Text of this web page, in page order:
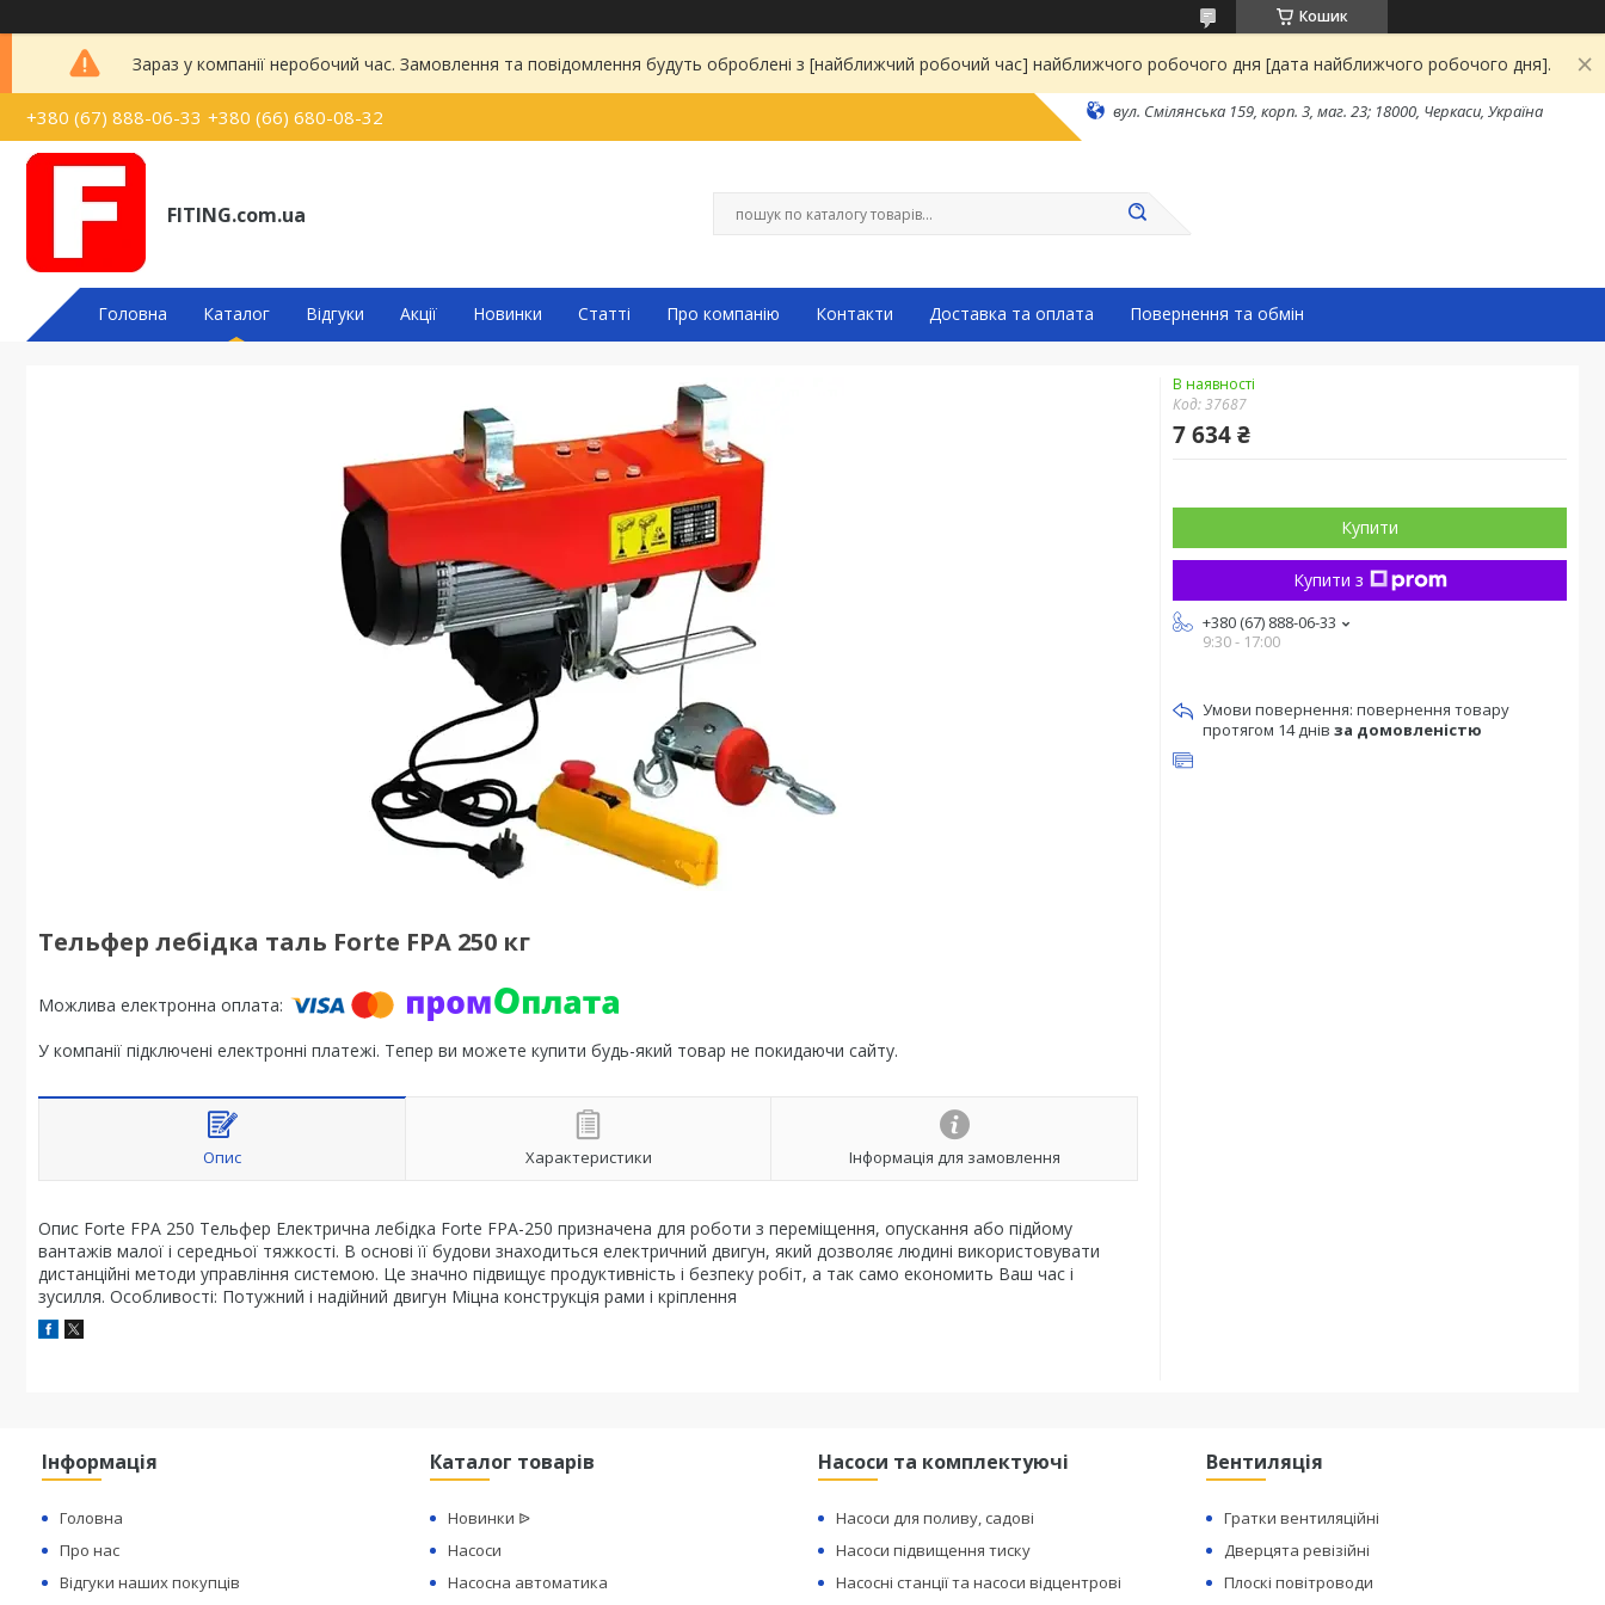
Кошик
Зараз у компанії неробочий час. Замовлення та повідомлення будуть оброблені з [найближчий робочий час] найближчого робочого дня [дата найближчого робочого дня].
+380 (67) 888-06-33 +380 (66) 680-08-32 вул. Смілянська 159, корп. 3, маг. 23; 18000, Черкаси, Україна
FITING.com.ua
Головна Каталог Відгуки Акції Новинки Статті Про компанію Контакти Доставка та оплата Повернення та обмін
Тельфер лебідка таль Forte FPA 250 кг
У компанії підключені електронні платежі. Тепер ви можете купити будь-який товар не покидаючи сайту.
Опис Характеристики Інформація для замовлення
Опис Forte FPA 250 Тельфер Електрична лебідка Forte FPA-250 призначена для роботи з переміщення, опускання або підйому
вантажів малої і середньої тяжкості. В основі її будови знаходиться електричний двигун, який дозволяє людині використовувати
дистанційні методи управління системою. Це значно підвищує продуктивність і безпеку робіт, а так само економить Ваш час і
зусилля. Особливості: Потужний і надійний двигун Міцна конструкція рами і кріплення
В наявності
Код:37687
7 634 ₴
Купити
Купити з
+380 (67) 888-06-33
9:30 - 17:00
повернення товару
протягом 14 днів за домовленістю
Інформація
Головна
Про нас
Відгуки наших покупців
Каталог товарів
Новинки ᐉ
Насоси
Насосна автоматика
Насоси та комплектуючі
Насоси для поливу, садові
Насоси підвищення тиску
Насосні станції та насоси відцентрові
Вентиляція
Гратки вентиляційні
Дверцята ревізійні
Плоскі повітроводи